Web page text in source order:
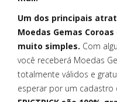
Um dos principais
Moedas Gemas
muito simples. Com
você receberá Moedas
totalmente válidos e
esperar por um cadastro